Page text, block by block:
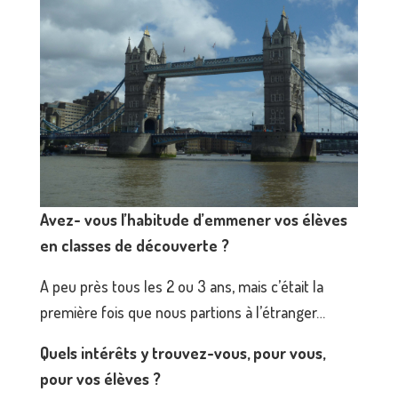
Avez- vous l’habitude d’emmener vos élèves
en classes de découverte ?
A peu près tous les 2 ou 3 ans, mais c’était la
première fois que nous partions à l’étranger…
Quels intérêts y trouvez-vous, pour vous,
pour vos élèves ?